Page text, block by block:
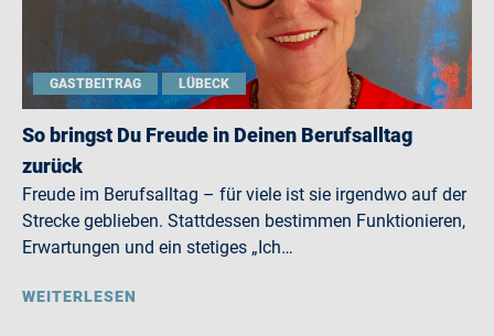
GASTBEITRAG LÜBECK
So bringst Du Freude in Deinen Berufsalltag
zurück
Freude im Berufsalltag – für viele ist sie irgendwo auf der
Strecke geblieben. Stattdessen bestimmen Funktionieren,
Erwartungen und ein stetiges „Ich…
WEITERLESEN